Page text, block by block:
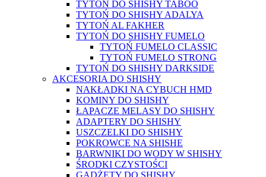
TYTOŃ DO SHISHY TABOO
TYTOŃ DO SHISHY ADALYA
TYTOŃ AL FAKHER
TYTOŃ DO SHISHY FUMELO
TYTOŃ FUMELO CLASSIC
TYTOŃ FUMELO STRONG
TYTOŃ DO SHISHY DARKSIDE
AKCESORIA DO SHISHY
NAKŁADKI NA CYBUCH HMD
KOMINY DO SHISHY
ŁAPACZE MELASY DO SHISHY
ADAPTERY DO SHISHY
USZCZELKI DO SHISHY
POKROWCE NA SHISHE
BARWNIKI DO WODY W SHISHY
ŚRODKI CZYSTOŚCI
GADŻETY DO SHISHY